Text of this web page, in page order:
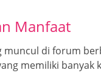
Manfaat
muncul di forum
memiliki banyak